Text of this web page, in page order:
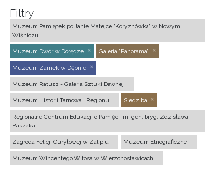
Filtry
Muzeum Pamiątek po Janie Matejce "Koryznówka" w Nowym
Wiśniczu
Muzeum Dwór w Dołędze Galeria "Panorama"
Muzeum Zamek w Dębnie
Muzeum Ratusz - Galeria Sztuki Dawnej
Muzeum Historii Tarnowa i Regionu Siedziba
Regionalne Centrum Edukacji o Pamięci im. gen. bryg. Zdzisława
Baszaka
Zagroda Felicji Curyłowej w Zalipiu Muzeum Etnograficzne
Muzeum Wincentego Witosa w Wierzchosławicach